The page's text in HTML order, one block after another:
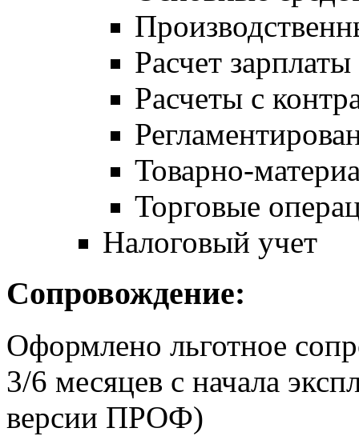
Расчет
Расчеты с
Товарно-
Торговые
Налоговый учет
Сопровождение:
Оформлено льготное
3/6 месяцев с начала
версии ПРОФ)